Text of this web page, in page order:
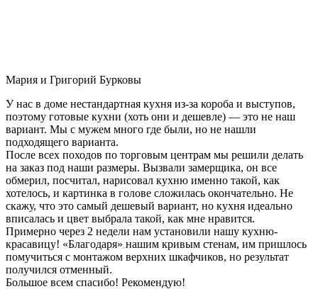
Мария и Григорий Бурковы
У нас в доме нестандартная кухня из-за короба и выступов,
поэтому готовые кухни (хоть они и дешевле) — это не наш
вариант. Мы с мужем много где были, но не нашли
подходящего варианта.
После всех походов по торговым центрам мы решили делать
на заказ под наши размеры. Вызвали замерщика, он все
обмерил, посчитал, нарисовал кухню именно такой, как
хотелось, и картинка в голове сложилась окончательно. Не
скажу, что это самый дешевый вариант, но кухня идеально
вписалась и цвет выбрала такой, как мне нравится.
Примерно через 2 недели нам установили нашу кухню-
красавицу! «Благодаря» нашим кривым стенам, им пришлось
помучиться с монтажом верхних шкафчиков, но результат
получился отменный.
Большое всем спасибо! Рекомендую!